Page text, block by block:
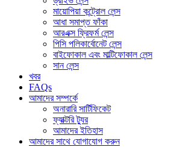
মায়োপিয়া কন্ট্রোল লেন্স
আধা সমাপ্ত ফাঁকা
আরএক্স ফ্রিফর্ম লেন্স
পিসি পলিকার্বোনেট লেন্স
বাইফোকাল এবং মাল্টিফোকাল লেন্স
সান লেন্স
খবর
FAQs
আমাদের সম্পর্কে
অনারারি সার্টিফিকেট
ফ্যাক্টরি ট্যুর
আমাদের ইতিহাস
আমাদের সাথে যোগাযোগ করুন